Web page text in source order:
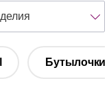
Бутылочки